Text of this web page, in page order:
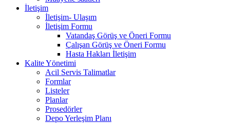
İletişim
İletişim- Ulaşım
İletişim Formu
Vatandaş Görüş ve Öneri Formu
Çalışan Görüş ve Öneri Formu
Hasta Hakları İletişim
Kalite Yönetimi
Acil Servis Talimatlar
Formlar
Listeler
Planlar
Prosedörler
Depo Yerleşim Planı